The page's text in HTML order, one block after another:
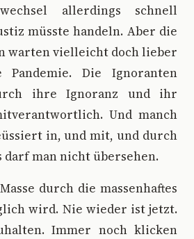
allerdings schnell
müsste handeln. Aber die
warten vielleicht doch lieber
Die Ignoranten
ihre Ignoranz und ihr
Und manch
in, und mit, und durch
darf man nicht übersehen.
durch die massenhaftes
wird. Nie wieder ist jetzt.
Immer noch klicken